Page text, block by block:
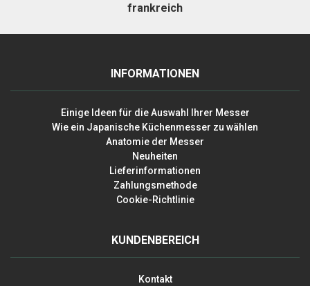
frankreich
INFORMATIONEN
Einige Ideen für die Auswahl Ihrer Messer
Wie ein Japanische Küchenmesser zu wählen
Anatomie der Messer
Neuheiten
Lieferinformationen
Zahlungsmethode
Cookie-Richtlinie
KUNDENBEREICH
Kontakt